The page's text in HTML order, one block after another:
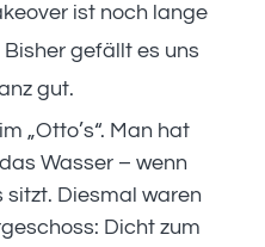
ist noch lange
gefällt es uns
gut.
„Otto’s“. Man hat
Wasser – wenn
Diesmal waren
Dicht zum